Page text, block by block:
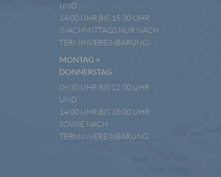
UND
14:00 UHR BIS 15:30 UHR
(NACHMITTAGS NUR NACH
TERMINVEREINBARUNG)
MONTAG +
DONNERSTAG
09:30 UHR BIS 12:00 UHR
UND
14:00 UHR BIS 18:00 UHR
SOWIE NACH
TERMINVEREINBARUNG